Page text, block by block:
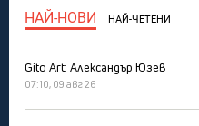
НАЙ-НОВИ НАЙ-ЧЕТЕНИ
Gito Art: Александър Юзев
07:10, 09 авг 26